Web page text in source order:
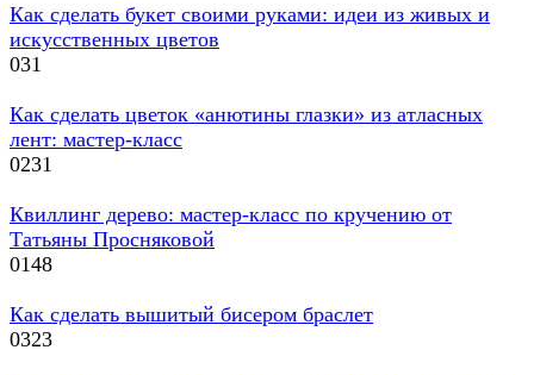
Как сделать букет своими руками: идеи из живых и
искусственных цветов
031
Как сделать цветок «анютины глазки» из атласных
лент: мастер-класс
0231
Квиллинг дерево: мастер-класс по кручению от
Татьяны Просняковой
0148
Как сделать вышитый бисером браслет
0323